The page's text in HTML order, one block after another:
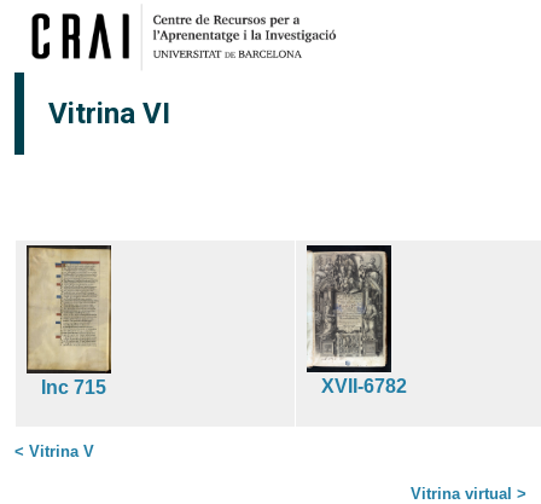
Vés al contingut
Vitrina VI
Inc 715 XVII-6782
< Vitrina V
Vitrina virtual >